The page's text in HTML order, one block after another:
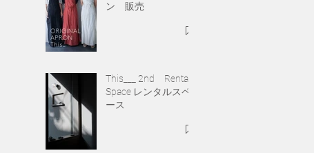
ン 販売
This___ 2nd Rental
Space レンタルスペ
ース